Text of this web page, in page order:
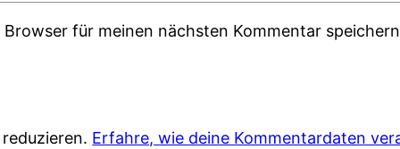
für meinen nächsten Kommentar
Erfahre, wie deine Kommentardaten